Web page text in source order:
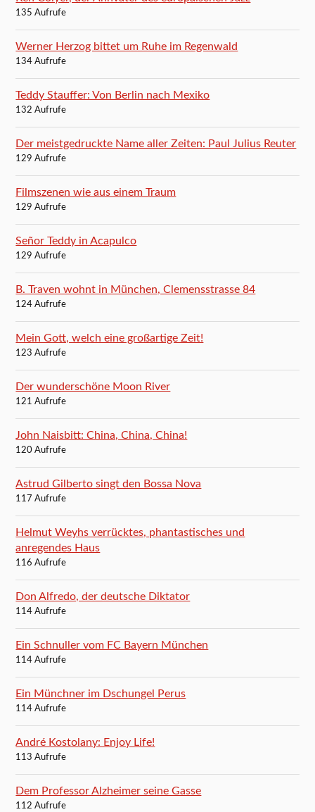
135 Aufrufe
Werner Herzog bittet um Ruhe im Regenwald
134 Aufrufe
Teddy Stauffer: Von Berlin nach Mexiko
132 Aufrufe
Der meistgedruckte Name aller Zeiten: Paul Julius Reuter
129 Aufrufe
Filmszenen wie aus einem Traum
129 Aufrufe
Señor Teddy in Acapulco
129 Aufrufe
B. Traven wohnt in München, Clemensstrasse 84
124 Aufrufe
Mein Gott, welch eine großartige Zeit!
123 Aufrufe
Der wunderschöne Moon River
121 Aufrufe
John Naisbitt: China, China, China!
120 Aufrufe
Astrud Gilberto singt den Bossa Nova
117 Aufrufe
Helmut Weyhs verrücktes, phantastisches und
anregendes Haus
116 Aufrufe
Don Alfredo, der deutsche Diktator
114 Aufrufe
Ein Schnuller vom FC Bayern München
114 Aufrufe
Ein Münchner im Dschungel Perus
114 Aufrufe
André Kostolany: Enjoy Life!
113 Aufrufe
Dem Professor Alzheimer seine Gasse
112 Aufrufe